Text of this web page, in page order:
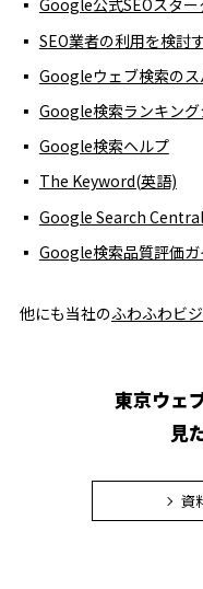
Google公式SEOスター
SEO業者の利用を検討
Googleウェブ検索の
Google検索ランキン
Google検索ヘルプ
The Keyword(英語)
Google Search
Google検索品質評価
他にも当社のふわふわビ
東京ウェ
見
資